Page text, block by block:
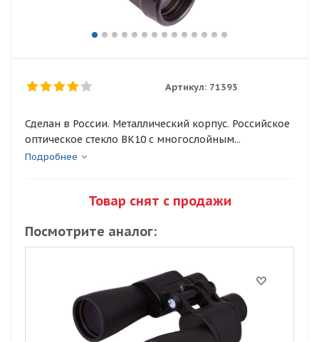
Артикул: 71393
Сделан в России. Металлический корпус. Российское
оптическое стекло BK10 с многослойным...
Подробнее
Товар снят с продажи
Посмотрите аналог: